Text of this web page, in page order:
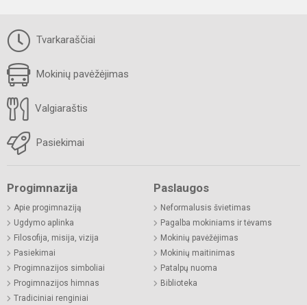
Tvarkaraščiai
Mokinių pavėžėjimas
Valgiaraštis
Pasiekimai
Progimnazija
Apie progimnaziją
Ugdymo aplinka
Filosofija, misija, vizija
Pasiekimai
Progimnazijos simboliai
Progimnazijos himnas
Tradiciniai renginiai
Paslaugos
Neformalusis švietimas
Pagalba mokiniams ir tėvams
Mokinių pavėžėjimas
Mokinių maitinimas
Patalpų nuoma
Biblioteka